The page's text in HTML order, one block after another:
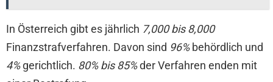
In Österreich gibt es jährlich 7,000 bis 8,000
Finanzstrafverfahren. Davon sind 96%behördlich und
4%gerichtlich. 80% bis 85%der Verfahren enden mit